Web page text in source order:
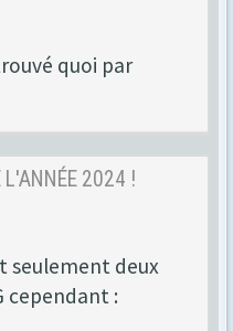
quoi par
L'ANNÉE 2024 !
seulement deux
cependant :